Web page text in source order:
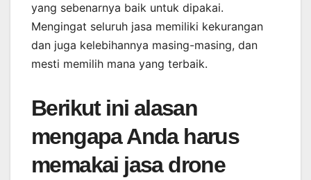
yang sebenarnya baik untuk dipakai.
Mengingat seluruh jasa memiliki kekurangan
dan juga kelebihannya masing-masing, dan
mesti memilih mana yang terbaik.
Berikut ini alasan
mengapa Anda harus
memakai jasa drone